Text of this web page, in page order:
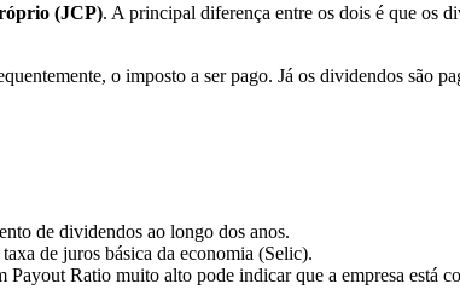
(JCP). A principal diferença entre os dois é que os
o imposto a ser pago. Já os dividendos são
de dividendos ao longo dos anos.
de juros básica da economia (Selic).
Ratio muito alto pode indicar que a empresa está